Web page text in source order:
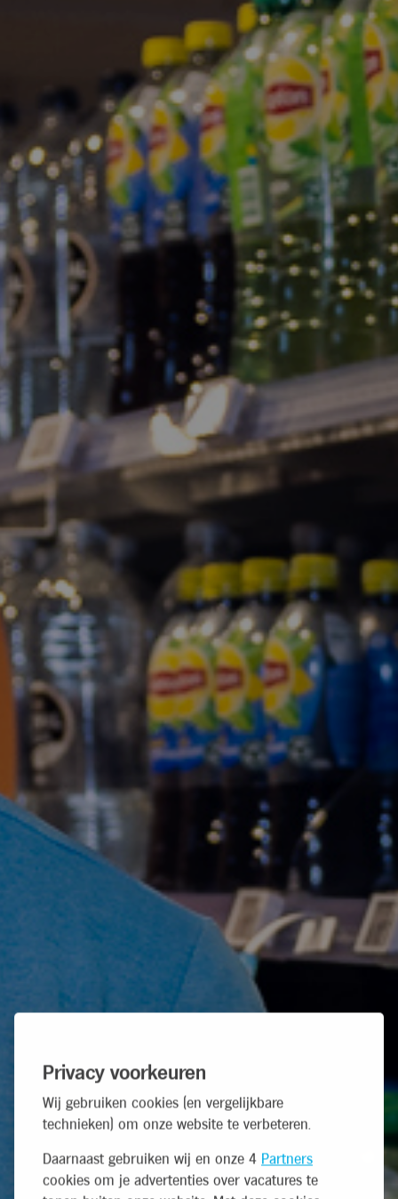
Privacy voorkeuren
Wij gebruiken cookies (en vergelijkbare
technieken) om onze website te verbeteren.
Daarnaast gebruiken wij en onze 4 Partners
cookies om je advertenties over vacatures te